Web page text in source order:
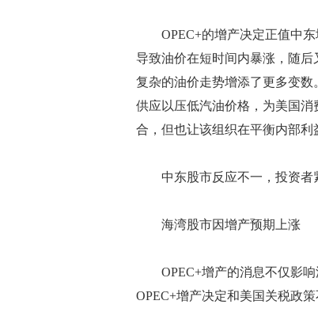
OPEC+的增产决定正值中东
导致油价在短时间内暴涨，随
复杂的油价走势增添了更多变
供应以压低汽油价格，为美国
合，但也让该组织在平衡内部利
中东股市反应不一，投资者
海湾股市因增产预期上涨
OPEC+增产的消息不仅影响
OPEC+增产决定和美国关税政